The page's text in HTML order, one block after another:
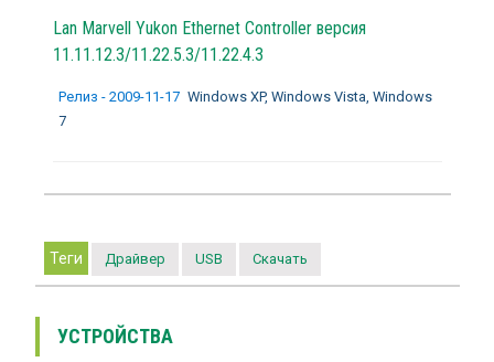
Lan Marvell Yukon Ethernet Controller версия
11.11.12.3/11.22.5.3/11.22.4.3
Релиз - 2009-11-17 Windows XP, Windows Vista, Windows
7
Теги Драйвер USB Скачать
УСТРОЙСТВА